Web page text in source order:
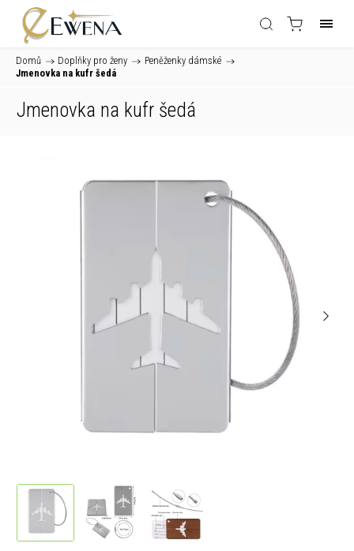
Domů / Doplňky pro ženy / Peněženky dámské /
Jmenovka na kufr šedá
Jmenovka na kufr šedá